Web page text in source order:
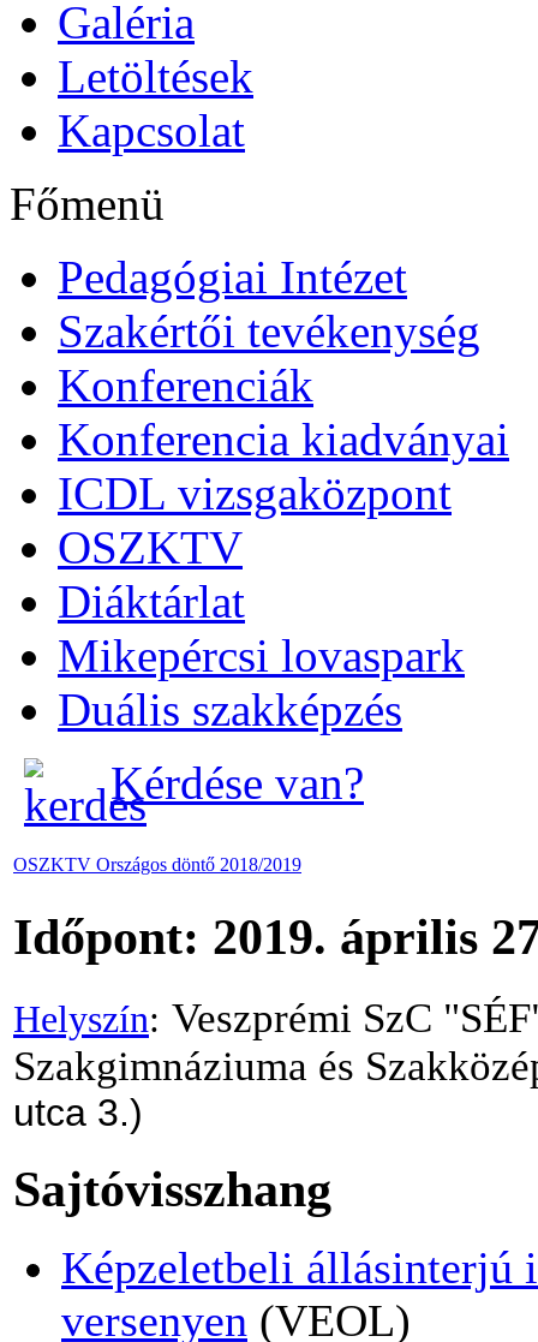
Galéria
Letöltések
Kapcsolat
Főmenü
Pedagógiai Intézet
Szakértői tevékenység
Konferenciák
Konferencia kiadványai
ICDL vizsgaközpont
OSZKTV
Diáktárlat
Mikepércsi lovaspark
Duális szakképzés
Kérdése van?
OSZKTV Országos döntő 2018/2019
Időpont: 2019. április
Helyszín: Veszprémi SzC
Szakgimnáziuma és
utca 3.)
Sajtóvisszhang
Képzeletbeli állásinterjú
versenyen (VEOL)